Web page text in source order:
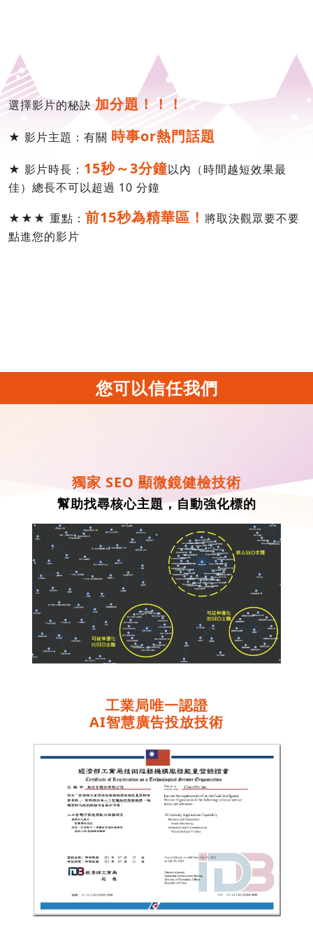
選擇影片的秘訣 加分題！！！
★ 影片主題：有關 時事or熱門話題
★ 影片時長： 15秒～3分鐘以內（時間越短效果最
佳）總長不可以超過 10 分鐘
★★★ 重點： 前15秒為精華區！ 將取決觀眾要不要
點進您的影片
您可以信任我們
獨家 SEO 顯微鏡健檢技術
幫助找尋核心主題，自動強化標的
工業局唯一認證
AI智慧廣告投放技術